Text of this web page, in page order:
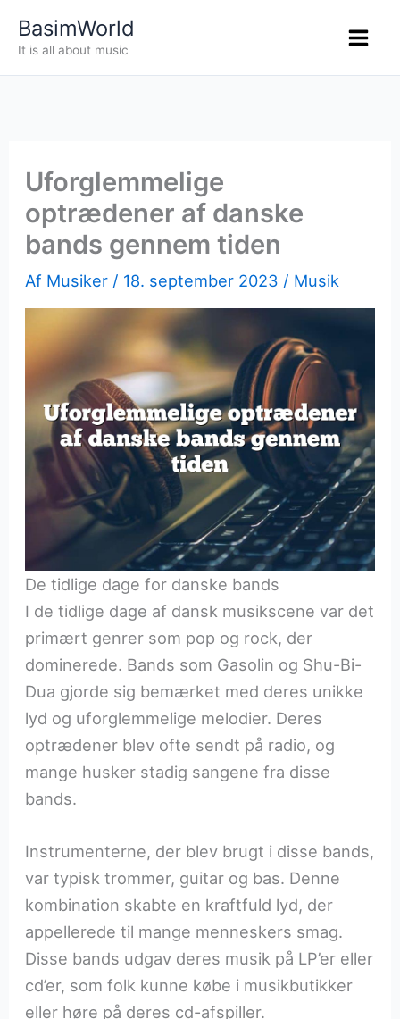
BasimWorld
It is all about music
Uforglemmelige
optrædener af danske
bands gennem tiden
Af Musiker / 18. september 2023 / Musik
De tidlige dage for danske bands
I de tidlige dage af dansk musikscene var det
primært genrer som pop og rock, der
dominerede. Bands som Gasolin og Shu-Bi-
Dua gjorde sig bemærket med deres unikke
lyd og uforglemmelige melodier. Deres
optrædener blev ofte sendt på radio, og
mange husker stadig sangene fra disse
bands.
Instrumenterne, der blev brugt i disse bands,
var typisk trommer, guitar og bas. Denne
kombination skabte en kraftfuld lyd, der
appellerede til mange menneskers smag.
Disse bands udgav deres musik på LP’er eller
cd’er, som folk kunne købe i musikbutikker
eller høre på deres cd-afspiller.